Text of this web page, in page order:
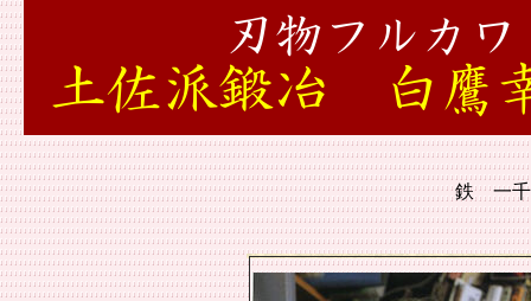
刃物フルカ
土佐派鍛冶 白鷹
鉄 一千